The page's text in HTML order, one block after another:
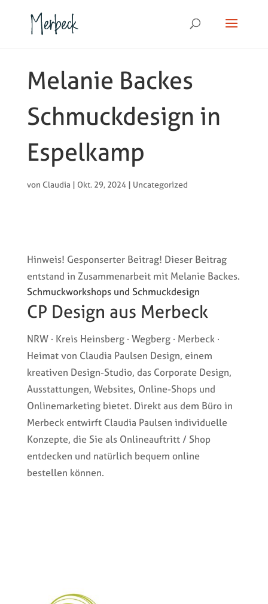
Melanie Backes
Schmuckdesign in
Espelkamp
von Claudia | Okt. 29, 2024| Uncategorized
Hinweis! Gesponserter Beitrag! Dieser Beitrag
entstand in Zusammenarbeit mit Melanie Backes.
Schmuckworkshops und Schmuckdesign
CP Design aus Merbeck
NRW · Kreis Heinsberg · Wegberg · Merbeck ·
Heimat von Claudia Paulsen Design, einem
kreativen Design-Studio, das Corporate Design,
Ausstattungen, Websites, Online-Shops und
Onlinemarketing bietet. Direkt aus dem Büro in
Merbeck entwirft Claudia Paulsen individuelle
Konzepte, die Sie als Onlineauftritt / Shop
entdecken und natürlich bequem online
bestellen können.